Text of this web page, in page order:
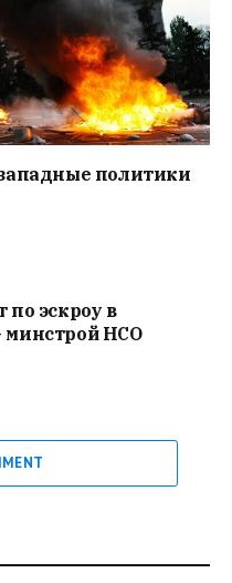
политики
по эскроу в
минстрой НСО